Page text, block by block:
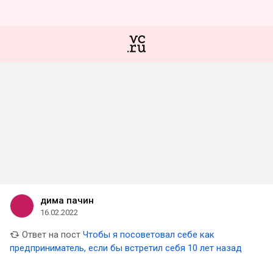
дима пачин
16.02.2022
Ответ на пост Чтобы я посоветовал себе как
предприниматель, если бы встретил себя 10 лет назад